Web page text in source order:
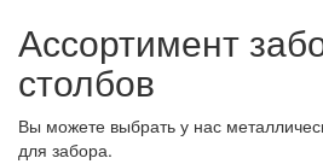
Ассортимент
столбов
Вы можете выбрать у нас
для забора.